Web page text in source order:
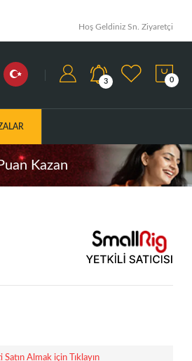
Hoş Geldiniz Sn. Ziyaretçi
3 0
Kazan
Almak için Tıklayın